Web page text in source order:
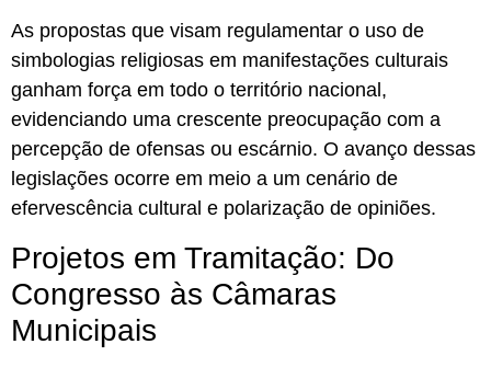
As propostas que visam regulamentar o uso de
simbologias religiosas em manifestações culturais
ganham força em todo o território nacional,
evidenciando uma crescente preocupação com a
percepção de ofensas ou escárnio. O avanço dessas
legislações ocorre em meio a um cenário de
efervescência cultural e polarização de opiniões.
Projetos em Tramitação: Do
Congresso às Câmaras
Municipais